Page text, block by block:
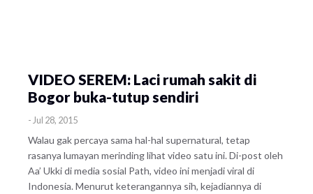
VIDEO SEREM: Laci rumah sakit di
Bogor buka-tutup sendiri
- Jul 28, 2015
Walau gak percaya sama hal-hal supernatural, tetap
rasanya lumayan merinding lihat video satu ini. Di-post oleh
Aa’ Ukki di media sosial Path, video ini menjadi viral di
Indonesia. Menurut keterangannya sih, kejadiannya di